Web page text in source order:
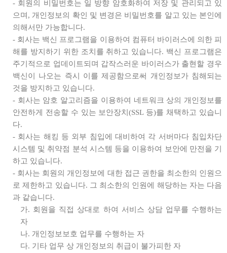
- 회원의 비밀번호는 일 방향 암호화하여 저장 및 관리되고 있
으며, 개인정보의 확인 및 변경은 비밀번호를 알고 있는 본인에
의해서만 가능합니다.
- 회사는 백신 프로그램을 이용하여 컴퓨터 바이러스에 의한 피
해를 방지하기 위한 조치를 취하고 있습니다. 백신 프로그램은
주기적으로 업데이트되며 갑작스러운 바이러스가 출현할 경우
백신이 나오는 즉시 이를 제공함으로써 개인정보가 침해되는
것을 방지하고 있습니다.
- 회사는 암호 알고리즘을 이용하여 네트워크 상의 개인정보를
안전하게 전송할 수 있는 보안장치(SSL 등)를 채택하고 있습니
다.
- 회사는 해킹 등 외부 침입에 대비하여 각 서버마다 침입차단
시스템 및 취약점 분석 시스템 등을 이용하여 보안에 만전을 기
하고 있습니다.
- 회사는 회원의 개인정보에 대한 접근 권한을 최소한의 인원으
로 제한하고 있습니다. 그 최소한의 인원에 해당하는 자는 다음
과 같습니다.
가. 회원을 직접 상대로 하여 서비스 상담 업무를 수행하는
자
나. 개인정보보호 업무를 수행하는 자
다. 기타 업무 상 개인정보의 취급이 불가피한 자